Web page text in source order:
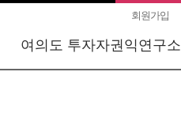
회원가입
여의도 투자자권익연구소